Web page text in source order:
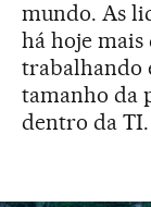
mundo. As
há hoje
trabalhando
tamanho da
dentro da TI.